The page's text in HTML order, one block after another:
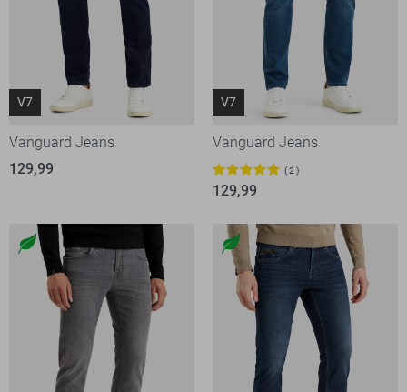
V7
Vanguard Jeans
129,99
V7
Vanguard Jeans
2
129,99